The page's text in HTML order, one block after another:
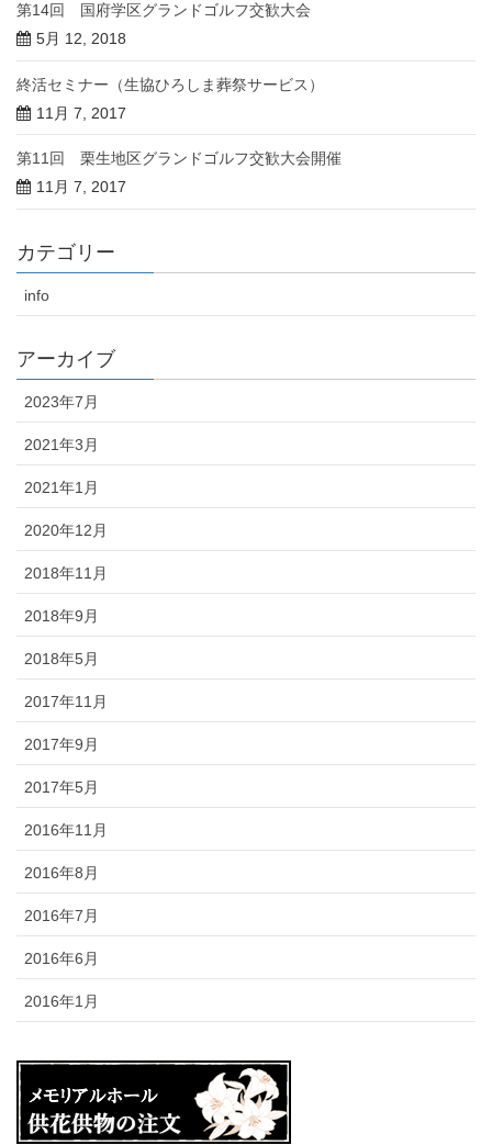
第14回 国府学区グランドゴルフ交歓大会
5月 12, 2018
終活セミナー（生協ひろしま葬祭サービス）
11月 7, 2017
第11回 栗生地区グランドゴルフ交歓大会開催
11月 7, 2017
カテゴリー
info
アーカイブ
2023年7月
2021年3月
2021年1月
2020年12月
2018年11月
2018年9月
2018年5月
2017年11月
2017年9月
2017年5月
2016年11月
2016年8月
2016年7月
2016年6月
2016年1月